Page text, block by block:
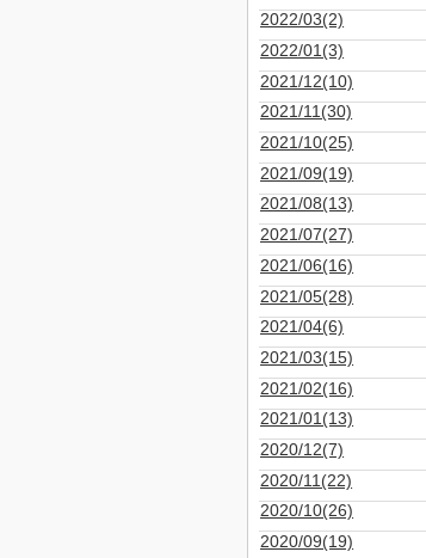
2022/03(2)
2022/01(3)
2021/12(10)
2021/11(30)
2021/10(25)
2021/09(19)
2021/08(13)
2021/07(27)
2021/06(16)
2021/05(28)
2021/04(6)
2021/03(15)
2021/02(16)
2021/01(13)
2020/12(7)
2020/11(22)
2020/10(26)
2020/09(19)